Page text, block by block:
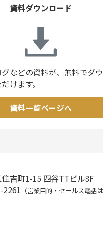
資料ダウンロード
などの資料が、無料でダ
けます。
資料一覧ページへ
吉町1-15 四谷TTビル8F
2261 （営業目的・セールス電話